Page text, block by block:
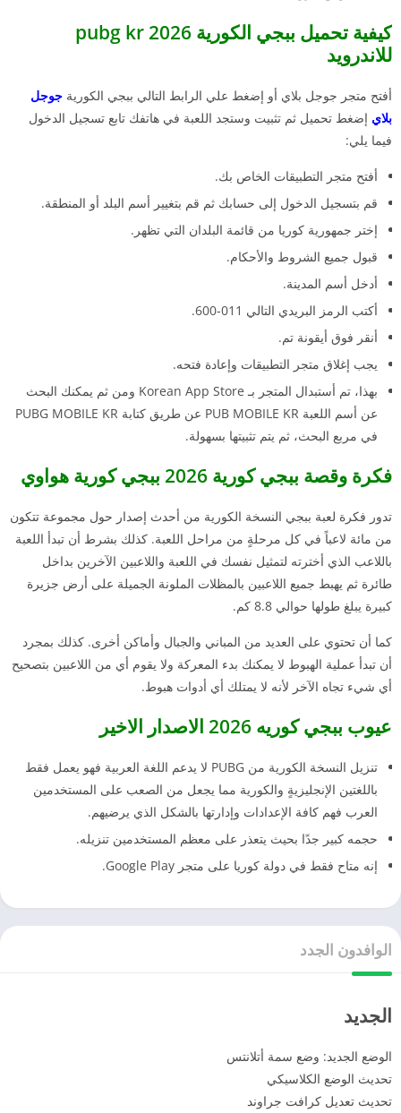
كيفية تحميل ببجي الكورية 2026 pubg kr
للاندرويد
أفتح متجر جوجل بلاي أو إضغط علي الرابط التالي ببجي الكورية جوجل
بلاي إضغط تحميل ثم تثبيت وستجد اللعبة في هاتفك تابع تسجيل الدخول
فيما يلي:
أفتح متجر التطبيقات الخاص بك.
قم بتسجيل الدخول إلى حسابك ثم قم بتغيير أسم البلد أو المنطقة.
إختر جمهورية كوريا من قائمة البلدان التي تظهر.
قبول جميع الشروط والأحكام.
أدخل أسم المدينة.
أكتب الرمز البريدي التالي 011-600.
أنقر فوق أيقونة تم.
يجب إغلاق متجر التطبيقات وإعادة فتحه.
بهذا، تم أستبدال المتجر بـ Korean App Store ومن ثم يمكنك البحث
عن أسم اللعبة PUB MOBILE KR عن طريق كتابة PUBG MOBILE KR
في مربع البحث، ثم يتم تثبيتها بسهولة.
فكرة وقصة ببجي كورية 2026 ببجي كورية هواوي
تدور فكرة لعبة ببجي النسخة الكورية من أحدث إصدار حول مجموعة تتكون
من مائة لاعباً في كل مرحلةٍ من مراحل اللعبة. كذلك بشرط أن تبدأ اللعبة
باللاعب الذي أخترته لتمثيل نفسك في اللعبة واللاعبين الآخرين بداخل
طائرة ثم يهبط جميع اللاعبين بالمظلات الملونة الجميلة على أرض جزيرة
كبيرة يبلغ طولها حوالي 8.8 كم.
كما أن تحتوي على العديد من المباني والجبال وأماكن أخرى. كذلك بمجرد
أن تبدأ عملية الهبوط لا يمكنك بدء المعركة ولا يقوم أي من اللاعبين بتصحيح
أي شيء تجاه الآخر لأنه لا يمتلك أي أدوات هبوط.
عيوب ببجي كوريه 2026 الاصدار الاخير
تنزيل النسخة الكورية من PUBG لا يدعم اللغة العربية فهو يعمل فقط
باللغتين الإنجليزيةٍ والكورية مما يجعل من الصعب على المستخدمين
العرب فهم كافة الإعدادات وإدارتها بالشكل الذي يرضيهم.
حجمه كبير جدًا بحيث يتعذر على معظم المستخدمين تنزيله.
إنه متاح فقط في دولة كوريا على متجر Google Play.
الوافدون الجدد
الجديد
الوضع الجديد: وضع سمة أتلانتس
تحديث الوضع الكلاسيكي
تحديث تعديل كرافت جراوند